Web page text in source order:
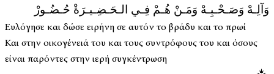
وَآلِـهْ وَصَـحْـبِـهْ وَمَـنْ هُـمْ فِـي الـحَـضِـيـرَةْ حُـضُـورْ
Ευλόγησε και δώσε ειρήνη σε αυτόν το βράδυ και το πρωί
Και στην οικογένειά του και τους συντρόφους του και όσους
είναι παρόντες στην ιερή συγκέντρωση